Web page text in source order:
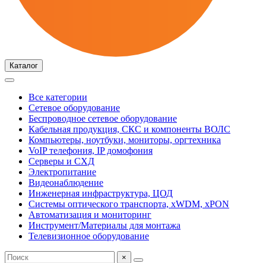
Каталог
Все категории
Сетевое оборудование
Беспроводное сетевое оборудование
Кабельная продукция, СКС и компоненты ВОЛС
Компьютеры, ноутбуки, мониторы, оргтехника
VoIP телефония, IP домофония
Серверы и СХД
Электропитание
Видеонаблюдение
Инженерная инфраструктура, ЦОД
Системы оптического транспорта, xWDM, xPON
Автоматизация и мониторинг
Инструмент/Материалы для монтажа
Телевизионное оборудование
×